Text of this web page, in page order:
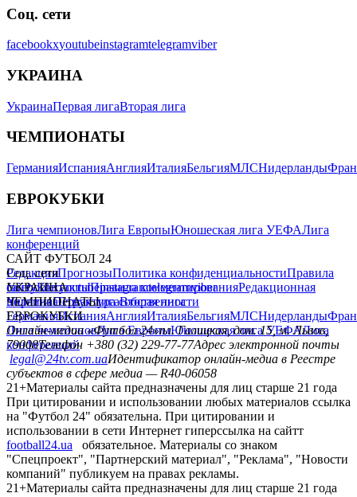
Соц. сети
facebookxyoutubeinstagramtelegramviber
УКРАИНА
УкраинаПервая лигаВторая лига
ЧЕМПИОНАТЫ
ГерманияИспанияАнглияИталияБельгияМЛСНидерланды
ЕВРОКУБКИ
Лига чемпионовЛига ЕвропыЮношеская лига УЕФАЛига
конференций
САЙТ ФУТБОЛ 24
РедакцияПрогнозыПолитика конфиденциальностиПравила
сайтуКонтактыПравила комментированияРедакционная
политикаСтруктура собственности
Соц. сети
facebookxyoutubeinstagramtelegramviber
УКРАИНА
УкраинаПервая лигаВторая лига
ЧЕМПИОНАТЫ
ГерманияИспанияАнглияИталияБельгияМЛСНидерланды
ЕВРОКУБКИ
Лига чемпионовЛига ЕвропыЮношеская лига УЕФАЛига
конференций
Онлайн-медиа «Футбол 24»пл. Галицкая, дом. 15, м. Львов,
79008Телефон +380 (32) 229-77-77Адрес электронной почты
legal@24tv.com.uaИдентификатор онлайн-медиа в Реестре
субъектов в сфере медиа — R40-06058
21+Материалы сайта предназначены для лиц старше 21 года
При цитировании и использовании любых материалов ссылка
на "Футбол 24" обязательна. При цитировании и
использовании в сети Интернет гиперссылка на сайтт
football24.ua
обязательное. Материалы со знаком
"Спецпроект", "Партнерский материал", "Реклама", "Новости
компаний" публикуем на правах рекламы.
21+Материалы сайта предназначены для лиц старше 21 года